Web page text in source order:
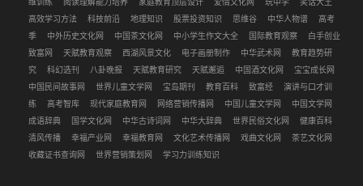
维训练
阅读理解能力培养 家庭教育顶层设计 爱情文化网 玩中学
笑话大王
高效学习方法
科技前沿 地理知识 股票投资知识 思维谷 中华人物谱
高考
季
中外历史文化网 中国茶文化网 中小学生作文大全 国际教育观察
白手创业
致富网
天赋教育观察 西湖风景文化 电子画册制作 中华武术网
教育趋势研
究
科幻选刊 八卦晚报 天赋教育研究 天赋邂逅 中国酒文化网
宝宝成长网
中国民间故事网
世界儿童文学网 宝岛期刊 教育百科 致富经
演讲与口才训
练
高考智库 现代家庭教育网 网络营销传播网 中国儿童文学网
中国文学网
成语辞典
国学文化网 中华古诗词网 中华大辞典 世界民俗文化网
健康百科
清风传播
幸福产业网 幸福教育网 文化艺术传播网 戏曲文化网
茶艺文化网
收藏证书查询网
世界营销策划网 学习力训练知识